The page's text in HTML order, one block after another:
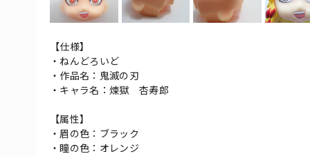
【仕様】
・ねんどろいど
・作品名：鬼滅の刃
・キャラ名：煉獄 杏寿郎
【属性】
・眉の色：ブラック
・瞳の色：オレンジ